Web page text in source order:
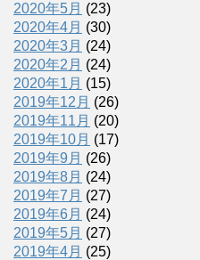
2020年5月 (23)
2020年4月 (30)
2020年3月 (24)
2020年2月 (24)
2020年1月 (15)
2019年12月 (26)
2019年11月 (20)
2019年10月 (17)
2019年9月 (26)
2019年8月 (24)
2019年7月 (27)
2019年6月 (24)
2019年5月 (27)
2019年4月 (25)